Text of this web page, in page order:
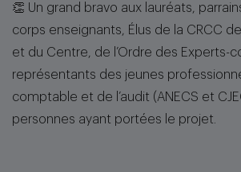
👏 Un grand bravo aux lauréats,
corps enseignants, Élus de la CRCC
et du Centre, de l’Ordre des Experts-
représentants des jeunes
comptable et de l’audit (ANECS et
personnes ayant portées le projet.